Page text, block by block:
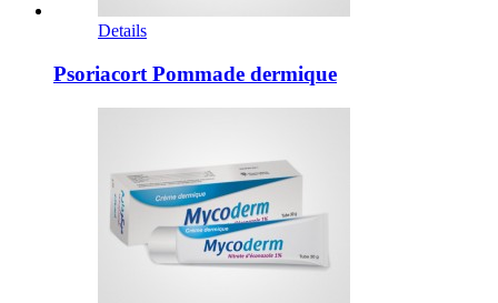
Details
Psoriacort Pommade dermique